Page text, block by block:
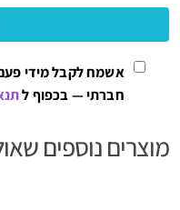
אשמח לקבל מידי
חברתי — בכפוף ל
מוצרים נוספים